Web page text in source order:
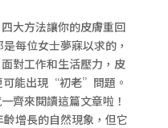
大方法讓你的皮膚重回
每位女士夢寐以求的，
對工作和生活壓力，皮
可能出現“初老”問題。
齊來閱讀這篇文章啦！
增長的自然現象，但它